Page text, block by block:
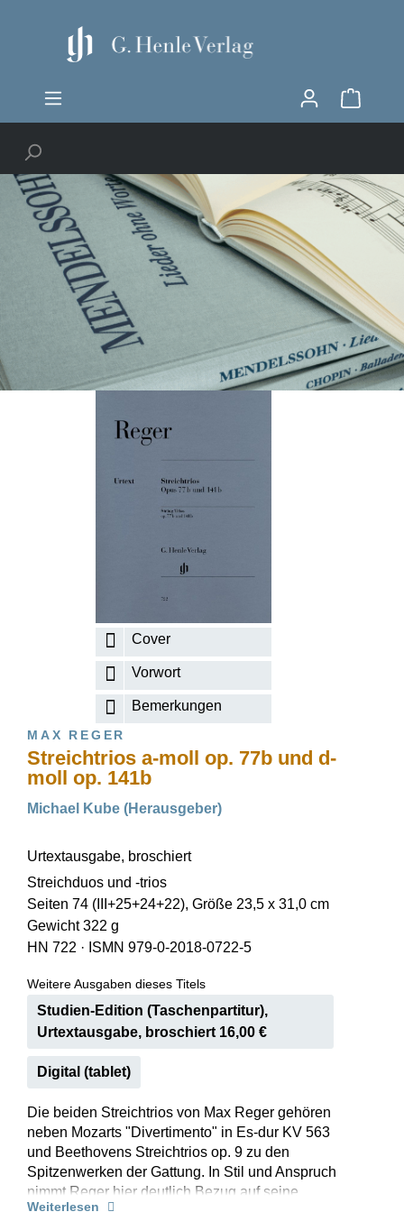
Cover
Vorwort
Bemerkungen
MAX REGER
Streichtrios a-moll op. 77b und d-
moll op. 141b
Michael Kube (Herausgeber)
Urtextausgabe, broschiert
Streichduos und -trios
Seiten 74 (III+25+24+22), Größe 23,5 x 31,0 cm
Gewicht 322 g
HN 722 · ISMN 979-0-2018-0722-5
Weitere Ausgaben dieses Titels
Studien-Edition (Taschenpartitur),
Urtextausgabe, broschiert 16,00 €
Digital (tablet)
Die beiden Streichtrios von Max Reger gehören
neben Mozarts "Divertimento" in Es-dur KV 563
und Beethovens Streichtrios op. 9 zu den
Spitzenwerken der Gattung. In Stil und Anspruch
nimmt Reger hier deutlich Bezug auf seine
Weiterlesen